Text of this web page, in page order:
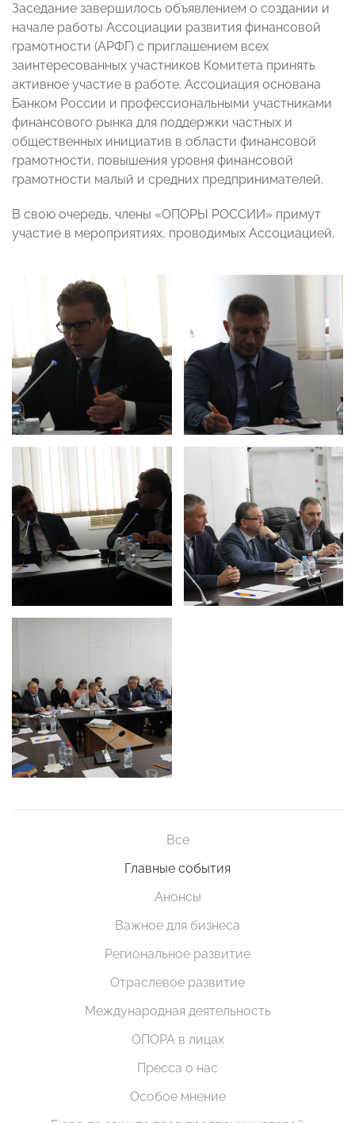
Заседание завершилось объявлением о создании и
начале работы Ассоциации развития финансовой
грамотности (АРФГ) с приглашением всех
заинтересованных участников Комитета принять
активное участие в работе. Ассоциация основана
Банком России и профессиональными участниками
финансового рынка для поддержки частных и
общественных инициатив в области финансовой
грамотности, повышения уровня финансовой
грамотности малый и средних предпринимателей.
В свою очередь, члены «ОПОРЫ РОССИИ» примут
участие в мероприятиях, проводимых Ассоциацией.
Все
Главные события
Анонсы
Важное для бизнеса
Региональное развитие
Отраслевое развитие
Международная деятельность
ОПОРА в лицах
Пресса о нас
Особое мнение